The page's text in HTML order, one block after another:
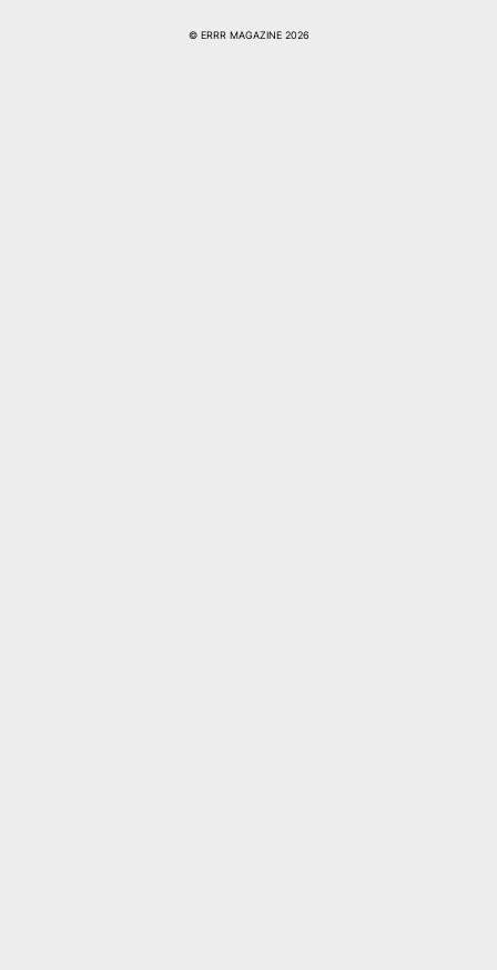
© ERRR MAGAZINE 2026